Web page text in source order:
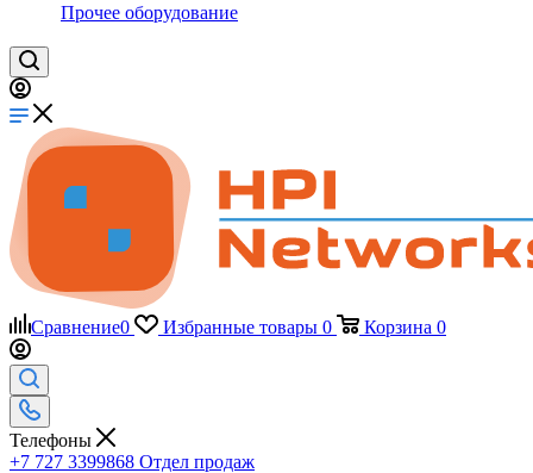
Прочее оборудование
Сравнение0 Избранные товары 0 Корзина 0
Телефоны
+7 727 3399868 Отдел продаж